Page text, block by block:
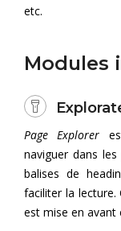
etc.
Modules
Page Explorer
naviguer dans
balises de
faciliter la lecture.
est mise en avant